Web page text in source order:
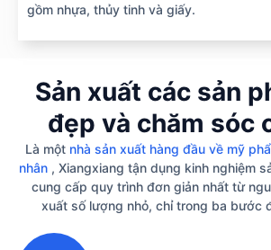
gồm nhựa, thủy tinh và giấy.
Sản xuất các sản
đẹp và chăm sóc
Là một nhà sản xuất hàng đầu về mỹ
nhân, Xiangxiang tận dụng kinh nghiệm
cung cấp quy trình đơn giản nhất từ
xuất số lượng nhỏ, chỉ trong ba bước